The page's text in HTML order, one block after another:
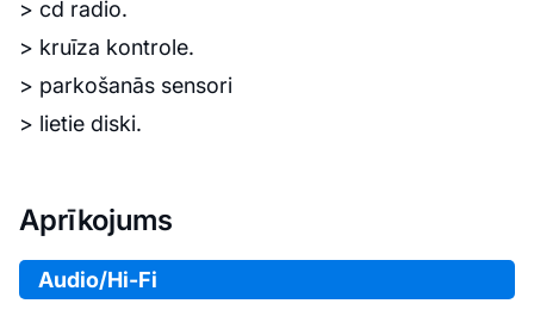
> cd radio.
> kruīza kontrole.
> parkošanās sensori
> lietie diski.
Aprīkojums
Audio/Hi-Fi